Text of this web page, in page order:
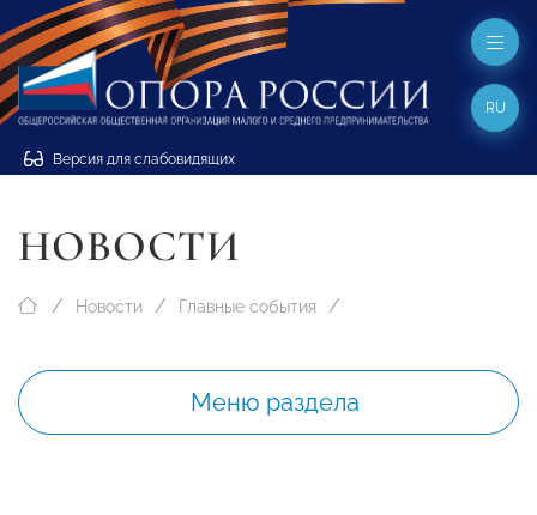
Версия для слабовидящих
RU
НОВОСТИ
Новости Главные события
Меню раздела